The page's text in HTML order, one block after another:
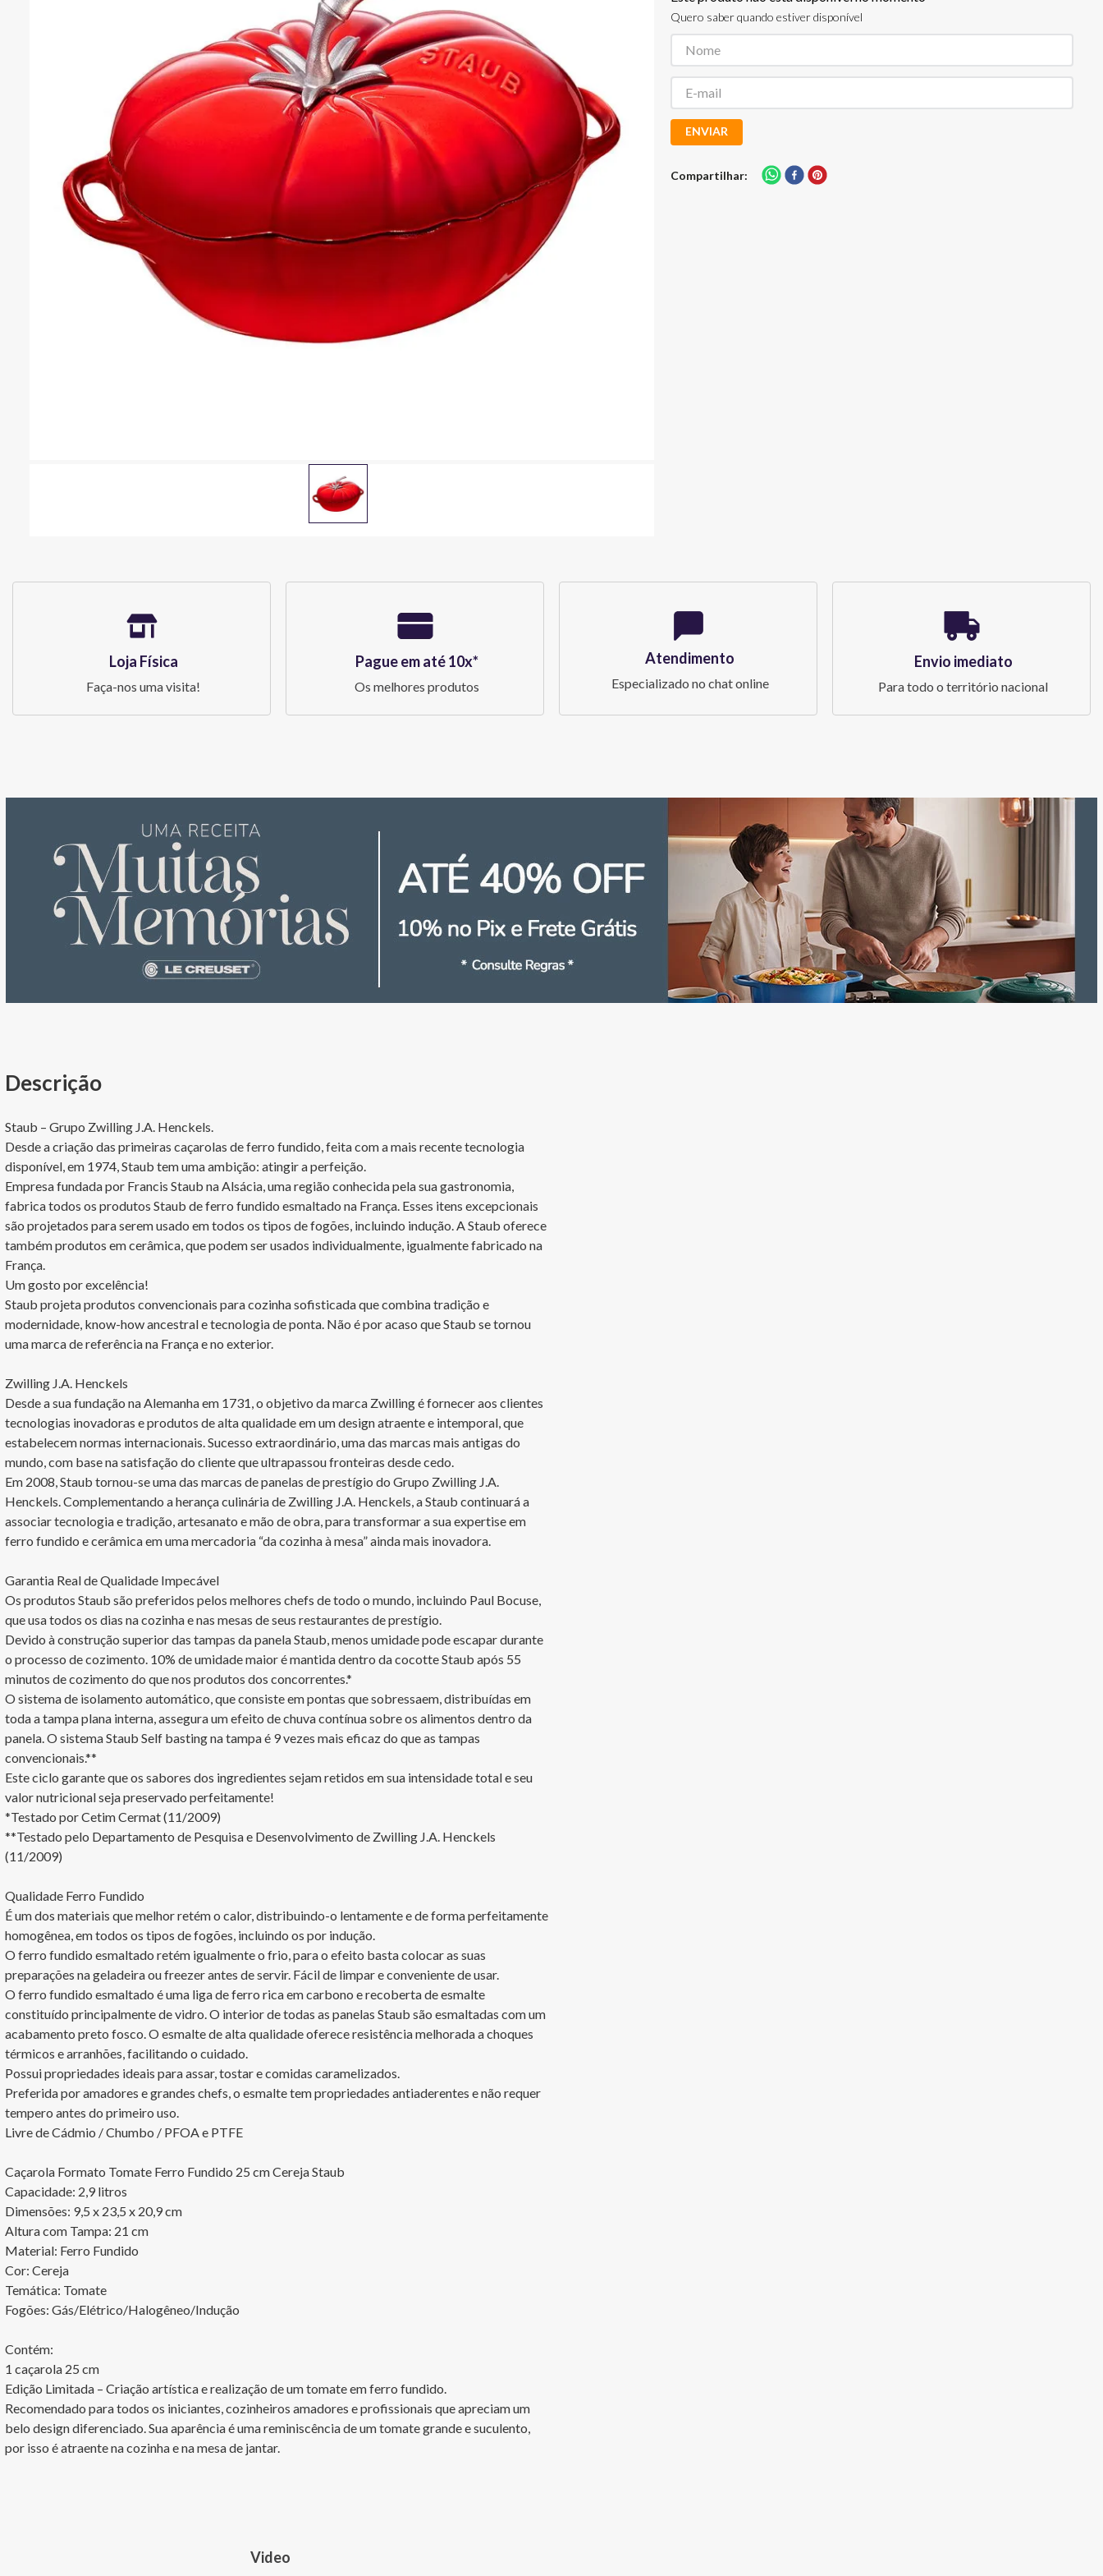
Quero saber quando estiver disponível
ENVIAR
Compartilhar
Loja Física
Faça-nos uma visita!
Pague em até 10x*
Os melhores produtos
Atendimento
Especializado no chat online
Envio imediato
Para todo o território nacional
Staub – Grupo Zwilling J.A. Henckels.
Desde a criação das primeiras caçarolas de ferro fundido, feita com a mais recente tecnologia
disponível, em 1974, Staub tem uma ambição: atingir a perfeição.
Empresa fundada por Francis Staub na Alsácia, uma região conhecida pela sua gastronomia,
fabrica todos os produtos Staub de ferro fundido esmaltado na França. Esses itens excepcionais
são projetados para serem usado em todos os tipos de fogões, incluindo indução. A Staub oferece
também produtos em cerâmica, que podem ser usados individualmente, igualmente fabricado na
França.
Um gosto por excelência!
Staub projeta produtos convencionais para cozinha sofisticada que combina tradição e
modernidade, know-how ancestral e tecnologia de ponta. Não é por acaso que Staub se tornou
uma marca de referência na França e no exterior.
Zwilling J.A. Henckels
Desde a sua fundação na Alemanha em 1731, o objetivo da marca Zwilling é fornecer aos clientes
tecnologias inovadoras e produtos de alta qualidade em um design atraente e intemporal, que
estabelecem normas internacionais. Sucesso extraordinário, uma das marcas mais antigas do
mundo, com base na satisfação do cliente que ultrapassou fronteiras desde cedo.
Em 2008, Staub tornou-se uma das marcas de panelas de prestígio do Grupo Zwilling J.A.
Henckels. Complementando a herança culinária de Zwilling J.A. Henckels, a Staub continuará a
associar tecnologia e tradição, artesanato e mão de obra, para transformar a sua expertise em
ferro fundido e cerâmica em uma mercadoria “da cozinha à mesa” ainda mais inovadora.
Garantia Real de Qualidade Impecável
Os produtos Staub são preferidos pelos melhores chefs de todo o mundo, incluindo Paul Bocuse,
que usa todos os dias na cozinha e nas mesas de seus restaurantes de prestígio.
Devido à construção superior das tampas da panela Staub, menos umidade pode escapar durante
o processo de cozimento. 10% de umidade maior é mantida dentro da cocotte Staub após 55
minutos de cozimento do que nos produtos dos concorrentes.*
O sistema de isolamento automático, que consiste em pontas que sobressaem, distribuídas em
toda a tampa plana interna, assegura um efeito de chuva contínua sobre os alimentos dentro da
panela. O sistema Staub Self basting na tampa é 9 vezes mais eficaz do que as tampas
convencionais.**
Este ciclo garante que os sabores dos ingredientes sejam retidos em sua intensidade total e seu
valor nutricional seja preservado perfeitamente!
*Testado por Cetim Cermat (11/2009)
**Testado pelo Departamento de Pesquisa e Desenvolvimento de Zwilling J.A. Henckels
(11/2009)
Qualidade Ferro Fundido
É um dos materiais que melhor retém o calor, distribuindo-o lentamente e de forma perfeitamente
homogênea, em todos os tipos de fogões, incluindo os por indução.
O ferro fundido esmaltado retém igualmente o frio, para o efeito basta colocar as suas
preparações na geladeira ou freezer antes de servir. Fácil de limpar e conveniente de usar.
O ferro fundido esmaltado é uma liga de ferro rica em carbono e recoberta de esmalte
constituído principalmente de vidro. O interior de todas as panelas Staub são esmaltadas com um
acabamento preto fosco. O esmalte de alta qualidade oferece resistência melhorada a choques
térmicos e arranhões, facilitando o cuidado.
Possui propriedades ideais para assar, tostar e comidas caramelizados.
Preferida por amadores e grandes chefs, o esmalte tem propriedades antiaderentes e não requer
tempero antes do primeiro uso.
Livre de Cádmio / Chumbo / PFOA e PTFE
Caçarola Formato Tomate Ferro Fundido 25 cm Cereja Staub
Capacidade: 2,9 litros
Dimensões: 9,5 x 23,5 x 20,9 cm
Altura com Tampa: 21 cm
Material: Ferro Fundido
Cor: Cereja
Temática: Tomate
Fogões: Gás/Elétrico/Halogêneo/Indução
Contém:
1 caçarola 25 cm
Edição Limitada – Criação artística e realização de um tomate em ferro fundido.
Recomendado para todos os iniciantes, cozinheiros amadores e profissionais que apreciam um
belo design diferenciado. Sua aparência é uma reminiscência de um tomate grande e suculento,
por isso é atraente na cozinha e na mesa de jantar.
Video